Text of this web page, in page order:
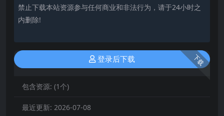
禁止下载本站资源参与任何商业和非法行为，请于24小时之
内删除!
下载
登录后下载
包含资源: (1个)
最近更新: 2026-07-08